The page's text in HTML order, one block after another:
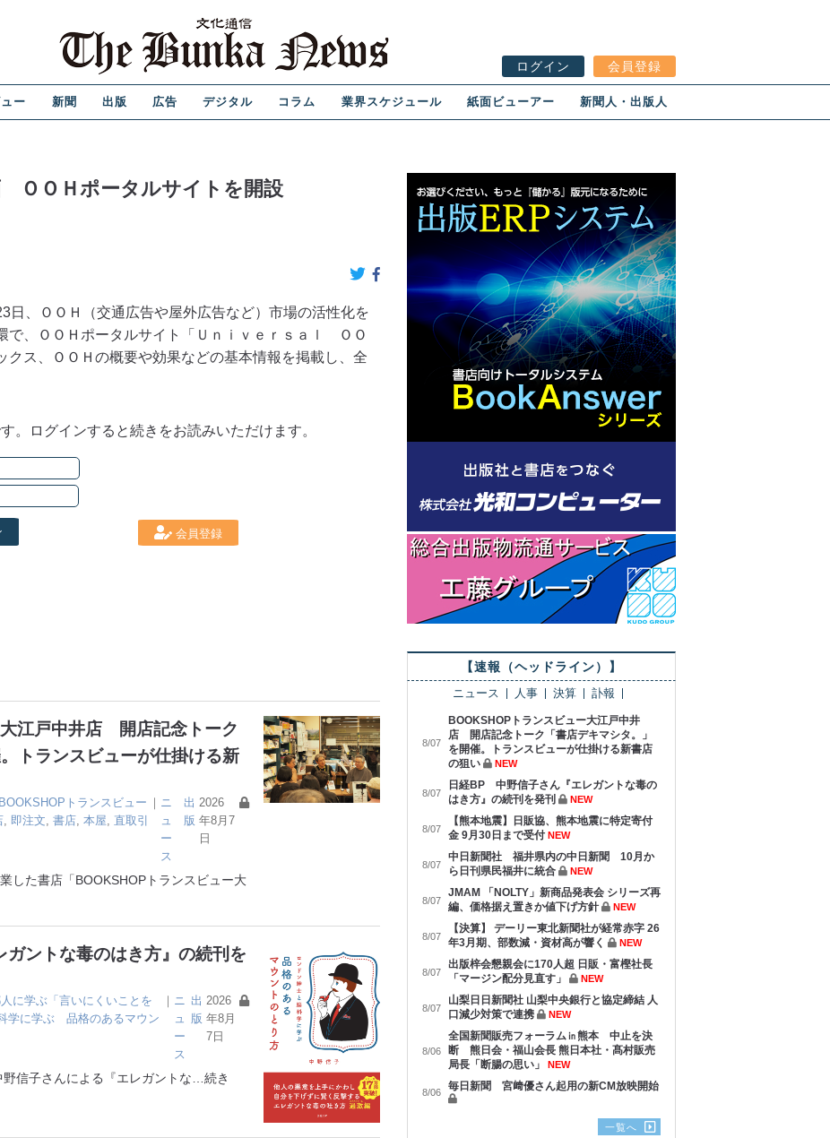
ログイン 会員登録
ー 新聞 出版 広告 デジタル コラム 業界スケジュール 紙面ビューアー 新聞人・出版人
ＯＯＨポータルサイトを開設
、ＯＯＨ（交通広告や屋外広告など）市場の活性化を
で、ＯＯＨポータルサイト「Ｕｎｉｖｅｒｓａｌ ＯＯ
クス、ＯＯＨの概要や効果などの基本情報を掲載し、全
。ログインすると続きをお読みいただけます。
会員登録
江戸中井店 開店記念トーク
トランスビューが仕掛ける新
BOOKSHOPトランスビュー
即注文 書店 本屋 直取引
｜ ニ
ュ
ー
ス
出
版
2026
年8月7
日
た書店「BOOKSHOPトランスビュー大
ントな毒のはき方』の続刊を
に学ぶ「言いにくいことを
学に学ぶ 品格のあるマウン
｜ ニ
ュ
ー
ス
出
版
2026
年8月
7日
子さんによる『エレガントな …続き
【速報（ヘッドライン）】
ニュース 人事 決算 訃報
8/07
BOOKSHOPトランスビュー大江戸中井
店 開店記念トーク「書店デキマシタ。」
を開催。トランスビューが仕掛ける新書店
の狙い
NEW
8/07
日経BP 中野信子さん『エレガントな毒の
はき方』の続刊を発刊
NEW
8/07
【熊本地震】日販協、熊本地震に特定寄付
金 9月30日まで受付 NEW
8/07
中日新聞社 福井県内の中日新聞 10月か
ら日刊県民福井に統合
NEW
8/07
JMAM 「NOLTY」新商品発表会 シリーズ再
編、価格据え置きか値下げ方針
NEW
8/07
【決算】 デーリー東北新聞社が経常赤字 26
年3月期、部数減・資材高が響く
NEW
8/07
出版梓会懇親会に170人超 日販・富樫社長
「マージン配分見直す」
NEW
8/07
山梨日日新聞社 山梨中央銀行と協定締結 人
口減少対策で連携
NEW
8/06
全国新聞販売フォーラム㏌熊本 中止を決
断 熊日会・福山会長 熊日本社・髙村販売
局長「断腸の思い」
NEW
8/06 毎日新聞 宮﨑優さん起用の新CM放映開始
一覧へ